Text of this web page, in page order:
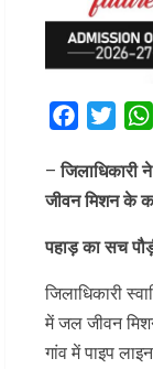
Facebook
–
जीवन मिशन के
पहाड़ का सच
जिलाधिकारी
में जल जीवन
गांव में पाइप